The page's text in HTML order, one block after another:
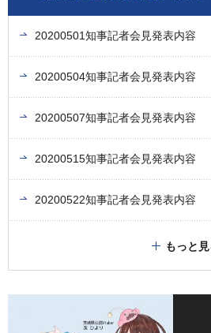
20200501知事記者会見発表内容
20200504知事記者会見発表内容
20200507知事記者会見発表内容
20200515知事記者会見発表内容
20200522知事記者会見発表内容
もっと